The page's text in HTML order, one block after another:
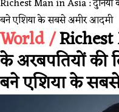
Richest Man in Asia : दुनिया
बने एशिया के सबसे अमीर आदमी
World /Richest
के अरबपतियों की
बने एशिया के